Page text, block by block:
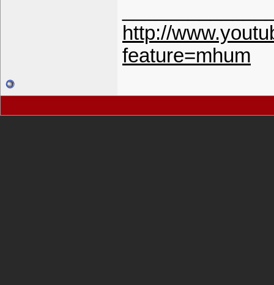
http://
feature=mhum